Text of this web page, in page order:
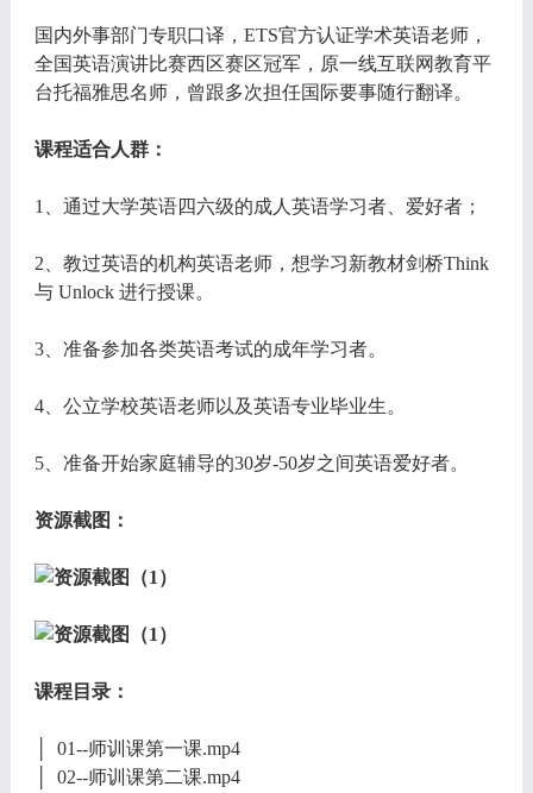
国内外事部门专职口译，ETS官方认证学术英语老师，
全国英语演讲比赛西区赛区冠军，原一线互联网教育平
台托福雅思名师，曾跟多次担任国际要事随行翻译。
课程适合人群：
1、通过大学英语四六级的成人英语学习者、爱好者；
2、教过英语的机构英语老师，想学习新教材剑桥Think
与 Unlock 进行授课。
3、准备参加各类英语考试的成年学习者。
4、公立学校英语老师以及英语专业毕业生。
5、准备开始家庭辅导的30岁-50岁之间英语爱好者。
资源截图：
课程目录：
│ 01--师训课第一课.mp4
│ 02--师训课第二课.mp4